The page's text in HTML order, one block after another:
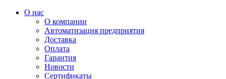
О нас
О компании
Автоматизация предприятия
Доставка
Оплата
Гарантия
Новости
Сертификаты